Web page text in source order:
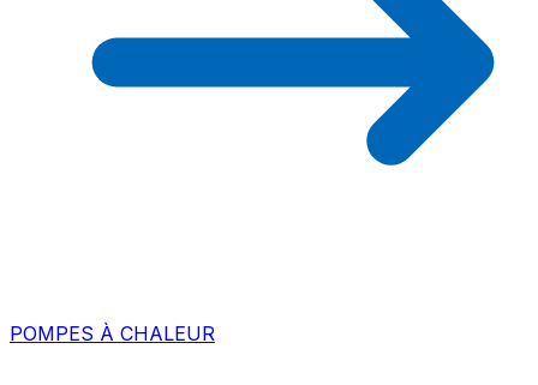
POMPES À CHALEUR